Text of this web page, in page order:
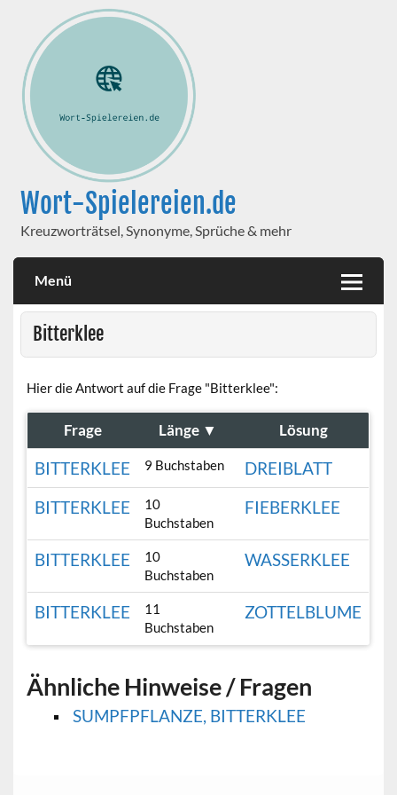
Wort-Spielereien.de
Kreuzworträtsel, Synonyme, Sprüche & mehr
Menü
Bitterklee
Hier die Antwort auf die Frage "Bitterklee":
Frage Länge ▼ Lösung
BITTERKLEE 9 Buchstaben
DREIBLATT
BITTERKLEE
10
Buchstaben
FIEBERKLEE
BITTERKLEE
10
Buchstaben
WASSERKLEE
BITTERKLEE
11
Buchstaben
ZOTTELBLUME
Ähnliche Hinweise / Fragen
SUMPFPFLANZE, BITTERKLEE